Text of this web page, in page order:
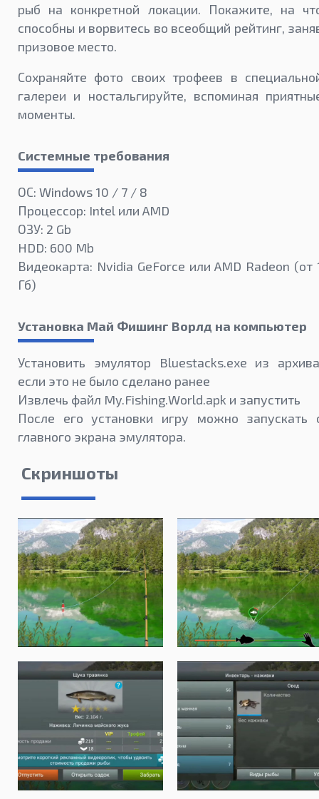
рыб на конкретной локации. Покажите, на
способны и ворвитесь во всеобщий рейтинг,
призовое место.
Сохраняйте фото своих трофеев в
галереи и ностальгируйте, вспоминая
моменты.
Системные требования
ОС: Windows 10 / 7 / 8
Процессор: Intel или AMD
ОЗУ: 2 Gb
HDD: 600 Mb
Видеокарта: Nvidia GeForce или AMD Radeon (от
Гб)
Установка Май Фишинг Ворлд на компьютер
Установить эмулятор Bluestacks.exe из
если это не было сделано ранее
Извлечь файл My.Fishing.World.apk и запустить
После его установки игру можно запускать
главного экрана эмулятора.
Скриншоты